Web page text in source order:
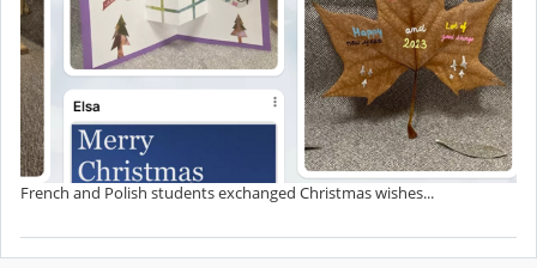
French and Polish students exchanged Christmas wishes...